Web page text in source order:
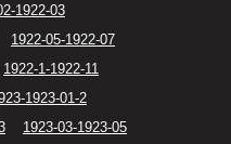
1922-03
1922-05-1922-07
1922-1-1922-11
1923-01-2
1923-03-1923-05